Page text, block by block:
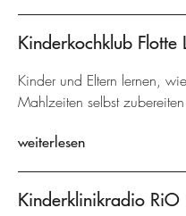
Kinderkochklub Flotte
Kinder und Eltern lernen,
Mahlzeiten selbst
weiterlesen
Kinderklinikradio RiO